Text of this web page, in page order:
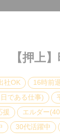
【押上
社OK 16時前
である仕事)
援 エルダー
30代活躍中